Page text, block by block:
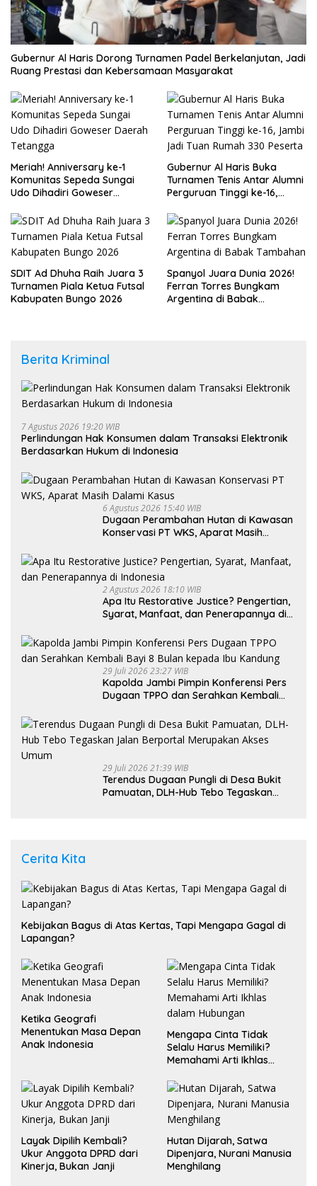
Gubernur Al Haris Dorong Turnamen Padel Berkelanjutan, Jadi
Ruang Prestasi dan Kebersamaan Masyarakat
Meriah! Anniversary ke-1
Komunitas Sepeda Sungai
Udo Dihadiri Goweser
Gubernur Al Haris Buka
Turnamen Tenis Antar Alumni
Perguruan Tinggi ke-16,
Peserta
SDIT Ad Dhuha Raih Juara 3
Turnamen Piala Ketua Futsal
Kabupaten Bungo 2026
Spanyol Juara Dunia 2026!
Ferran Torres Bungkam
Argentina di Babak
Berita Kriminal
7 Agustus 2026 19:20 WIB
Perlindungan Hak Konsumen dalam Transaksi Elektronik
Berdasarkan Hukum di Indonesia
6 Agustus 2026 15:40 WIB
Dugaan Perambahan Hutan di Kawasan
Konservasi PT WKS, Aparat Masih
2 Agustus 2026 18:10 WIB
Apa Itu Restorative Justice? Pengertian,
Syarat, Manfaat, dan Penerapannya di
29 Juli 2026 23:27 WIB
Kapolda Jambi Pimpin Konferensi Pers
Dugaan TPPO dan Serahkan Kembali
29 Juli 2026 21:39 WIB
Terendus Dugaan Pungli di Desa Bukit
Pamuatan, DLH-Hub Tebo Tegaskan
Cerita Kita
Kebijakan Bagus di Atas Kertas, Tapi Mengapa Gagal di
Lapangan?
Ketika Geografi
Menentukan Masa Depan
Anak Indonesia
Mengapa Cinta Tidak
Selalu Harus Memiliki?
Memahami Arti Ikhlas
Layak Dipilih Kembali?
Ukur Anggota DPRD dari
Kinerja, Bukan Janji
Hutan Dijarah, Satwa
Dipenjara, Nurani Manusia
Menghilang